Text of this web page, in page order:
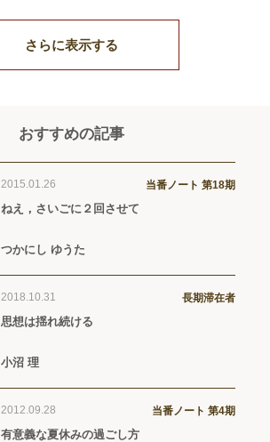
さらに表示する
おすすめの記事
2015.01.26 当番ノート 第18期
ねえ，さいごに２回させて
つかにし ゆうた
2018.10.31 長期滞在者
思想は揺れ続ける
小沼 理
2012.09.28 当番ノート 第4期
有意義な夏休みの過ごし方